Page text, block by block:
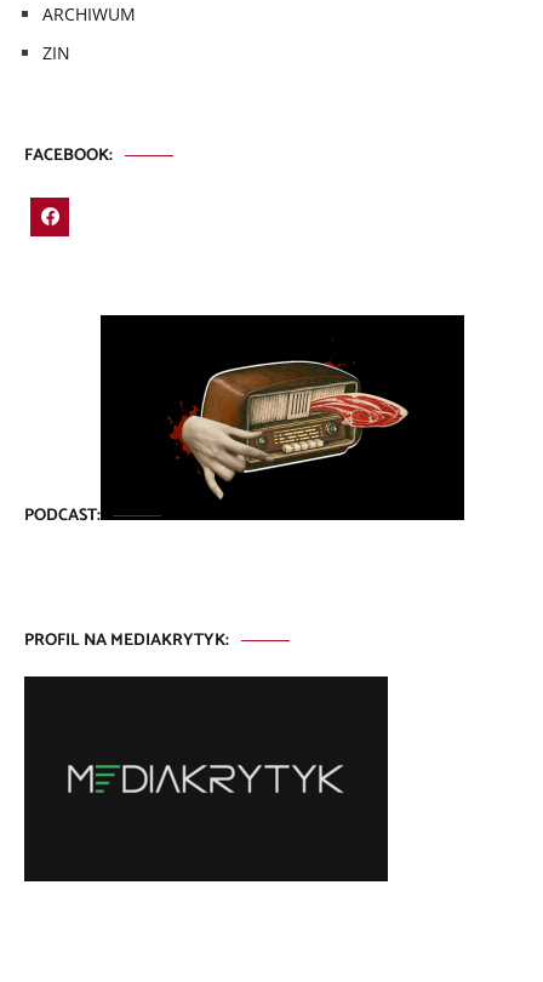
ARCHIWUM
ZIN
FACEBOOK:
PODCAST:
PROFIL NA MEDIAKRYTYK: